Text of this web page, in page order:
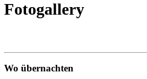
Fotogallery
Wo übernachten